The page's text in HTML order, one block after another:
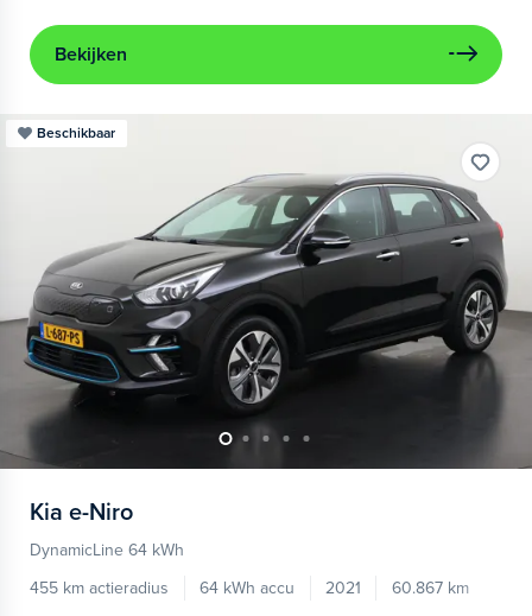
Bekijken
Beschikbaar
Kia e-Niro
DynamicLine 64 kWh
455 km actieradius
64 kWh accu 2021
60.867 km